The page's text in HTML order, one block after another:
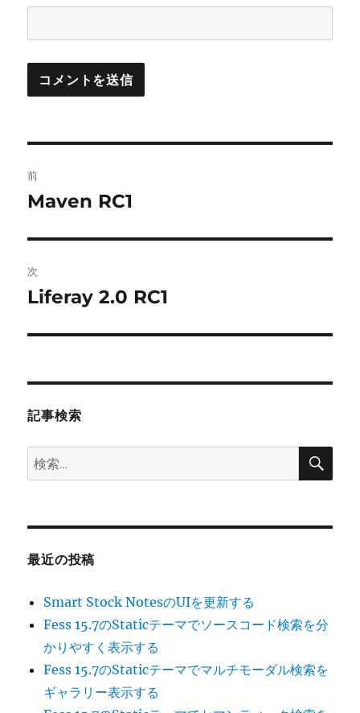
稿
ビ
ゲ
ー
前
前
投
稿:
Maven RC1
次
次
投
Liferay 2.0 RC1
記事検索
検
索:
検
最近の投稿
Smart Stock NotesのUIを更新する
Fess 15.7のStaticテーマでソースコード検索を分
かりやすく表示する
Fess 15.7のStaticテーマでマルチモーダル検索を
ギャラリー表示する